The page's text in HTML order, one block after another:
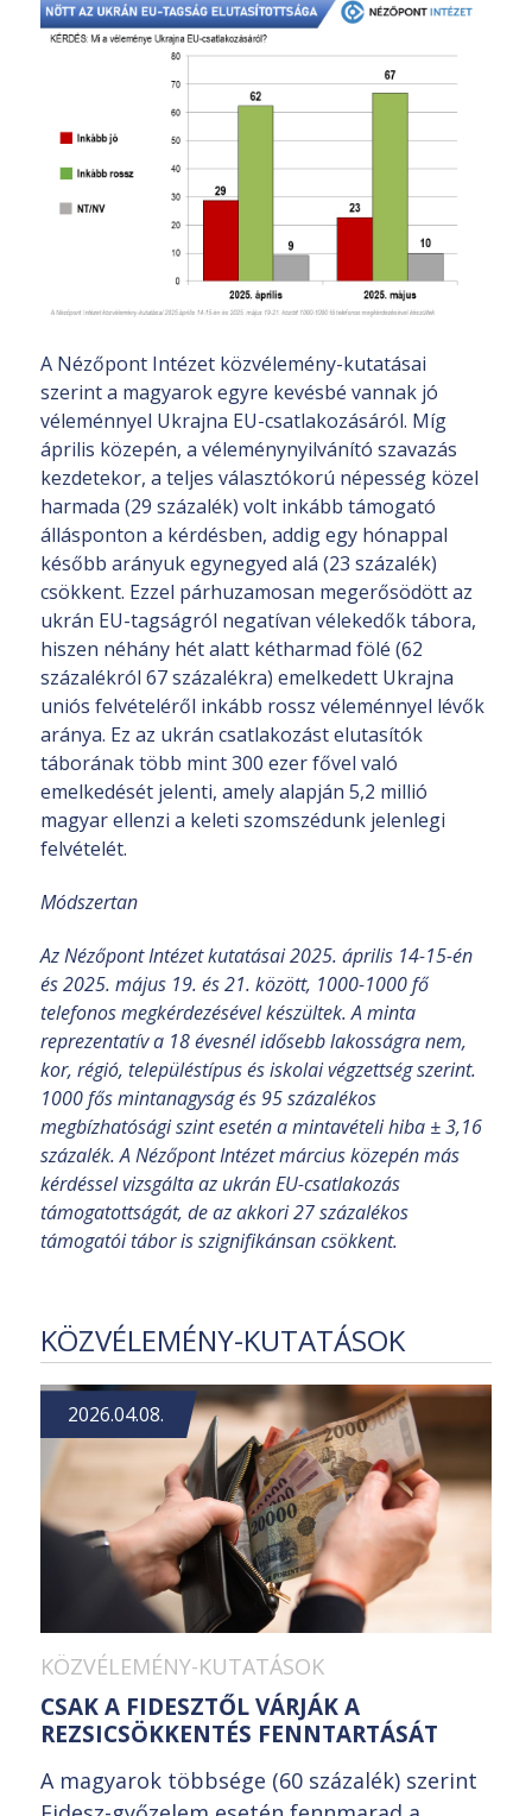
A Nézőpont Intézet közvélemény-kutatásai
szerint a magyarok egyre kevésbé vannak jó
véleménnyel Ukrajna EU-csatlakozásáról. Míg
április közepén, a véleménynyilvánító szavazás
kezdetekor, a teljes választókorú népesség közel
harmada (29 százalék) volt inkább támogató
állásponton a kérdésben, addig egy hónappal
később arányuk egynegyed alá (23 százalék)
csökkent. Ezzel párhuzamosan megerősödött az
ukrán EU-tagságról negatívan vélekedők tábora,
hiszen néhány hét alatt kétharmad fölé (62
százalékról 67 százalékra) emelkedett Ukrajna
uniós felvételéről inkább rossz véleménnyel lévők
aránya. Ez az ukrán csatlakozást elutasítók
táborának több mint 300 ezer fővel való
emelkedését jelenti, amely alapján 5,2 millió
magyar ellenzi a keleti szomszédunk jelenlegi
felvételét.
Módszertan
Az Nézőpont Intézet kutatásai 2025. április 14-15-én
és 2025. május 19. és 21. között, 1000-1000 fő
telefonos megkérdezésével készültek. A minta
reprezentatív a 18 évesnél idősebb lakosságra nem,
kor, régió, településtípus és iskolai végzettség szerint.
1000 fős mintanagyság és 95 százalékos
megbízhatósági szint esetén a mintavételi hiba ± 3,16
százalék. A Nézőpont Intézet március közepén más
kérdéssel vizsgálta az ukrán EU-csatlakozás
támogatottságát, de az akkori 27 százalékos
támogatói tábor is szignifikánsan csökkent.
KÖZVÉLEMÉNY-KUTATÁSOK
2026.04.08.
KÖZVÉLEMÉNY-KUTATÁSOK
CSAK A FIDESZTŐL VÁRJÁK A
REZSICSÖKKENTÉS FENNTARTÁSÁT
A magyarok többsége (60 százalék) szerint